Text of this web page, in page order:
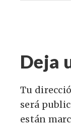
Deja
Tu
será
están